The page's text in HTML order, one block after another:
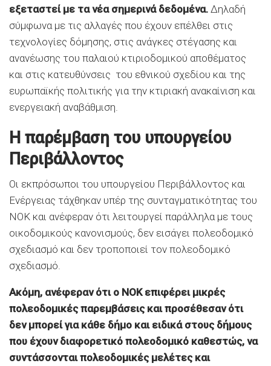
εξεταστεί με τα νέα σημερινά δεδομένα. Δηλαδή
σύμφωνα με τις αλλαγές που έχουν επέλθει στις
τεχνολογίες δόμησης, στις ανάγκες στέγασης και
ανανέωσης του παλαιού κτιριοδομικού αποθέματος
και στις κατευθύνσεις του εθνικού σχεδίου και της
ευρωπαϊκής πολιτικής για την κτιριακή ανακαίνιση και
ενεργειακή αναβάθμιση.
Η παρέμβαση του υπουργείου
Περιβάλλοντος
Οι εκπρόσωποι του υπουργείου Περιβάλλοντος και
Ενέργειας τάχθηκαν υπέρ της συνταγματικότητας του
ΝΟΚ και ανέφεραν ότι λειτουργεί παράλληλα με τους
οικοδομικούς κανονισμούς, δεν εισάγει πολεοδομικό
σχεδιασμό και δεν τροποποιεί τον πολεοδομικό
σχεδιασμό.
Ακόμη, ανέφεραν ότι ο ΝΟΚ επιφέρει μικρές
πολεοδομικές παρεμβάσεις και προσέθεσαν ότι
δεν μπορεί για κάθε δήμο και ειδικά στους δήμους
που έχουν διαφορετικό πολεοδομικό καθεστώς, να
συντάσσονται πολεοδομικές μελέτες και